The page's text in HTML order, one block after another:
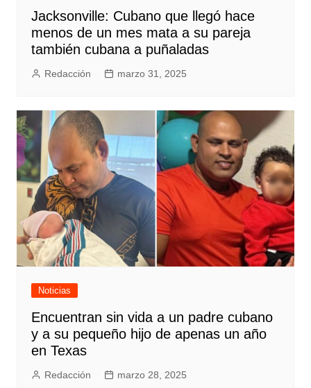
Jacksonville: Cubano que llegó hace
menos de un mes mata a su pareja
también cubana a puñaladas
Redacción marzo 31, 2025
Noticias
Encuentran sin vida a un padre cubano
y a su pequeño hijo de apenas un año
en Texas
Redacción marzo 28, 2025